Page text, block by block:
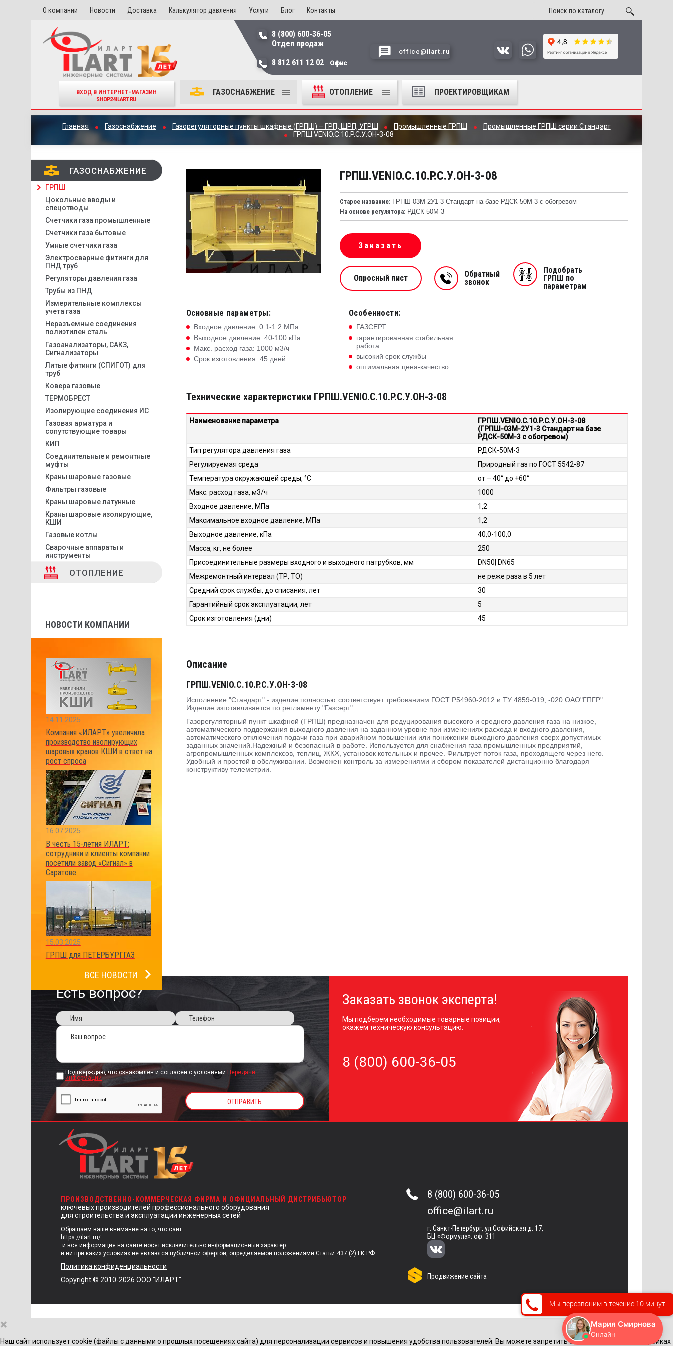
О компании Новости Доставка Калькулятор давления Услуги Блог Контакты
ВХОД В ИНТЕРНЕТ-МАГАЗИН
SHOP24ILART.RU
8 (800) 600-36-05
Отдел продаж
8 812 611 12 02
Офис
office@ilart.ru
ГАЗОСНАБЖЕНИЕ ОТОПЛЕНИЕ ПРОЕКТИРОВЩИКАМ
Главная Газоснабжение Газорегуляторные пункты шкафные (ГРПШ) – ГРП, ШРП, УГРШ Промышленные ГРПШ
Промышленные ГРПШ серии Стандарт
ГРПШ.VENIO.C.10.P.C.У.ОН-3-08
ГАЗОСНАБЖЕНИЕ
ГРПШ
Цокольные вводы и
спецотводы
Счетчики газа промышленные
Счетчики газа бытовые
Умные счетчики газа
Электросварные фитинги для
ПНД труб
Регуляторы давления газа
Трубы из ПНД
Измерительные комплексы
учета газа
Неразъемные соединения
полиэтилен сталь
Газоанализаторы, САКЗ,
Сигнализаторы
Литые фитинги (СПИГОТ) для
труб
Ковера газовые
ТЕРМОБРЕСТ
Изолирующие соединения ИС
Газовая арматура и
сопутствующие товары
КИП
Соединительные и ремонтные
муфты
Краны шаровые газовые
Фильтры газовые
Краны шаровые латунные
Краны шаровые изолирующие,
КШИ
Газовые котлы
Сварочные аппараты и
инструменты
ОТОПЛЕНИЕ
НОВОСТИ КОМПАНИИ
14.11.2025
Компания «ИЛАРТ» увеличила
производство изолирующих
шаровых кранов КШИ в ответ на
рост спроса
16.07.2025
В честь 15-летия ИЛАРТ:
сотрудники и клиенты компании
посетили завод «Сигнал» в
Саратове
15.03.2025
ГРПШ для ПЕТЕРБУРГГАЗ
ВСЕ НОВОСТИ
ГРПШ.VENIO.C.10.P.C.У.ОН-3-08
Старое название:ГРПШ-03М-2У1-3 Стандарт на базе РДСК-50М-3 с обогревом
На основе регулятора:РДСК-50М-3
Заказать
Опросный лист
Обратный
звонок
Подобрать
ГРПШ по
параметрам
Основные параметры:
Входное давление: 0.1-1.2 МПа
Выходное давление: 40-100 кПа
Макс. расход газа: 1000 м3/ч
Срок изготовления: 45 дней
Особенности:
ГАЗСЕРТ
гарантированная стабильная
работа
высокий срок службы
оптимальная цена-качество.
Технические характеристики ГРПШ.VENIO.C.10.P.C.У.ОН-3-08
Наименование параметра
ГРПШ.VENIO.C.10.P.C.У.ОН-3-08
(ГРПШ-03М-2У1-3 Стандарт на базе
РДСК-50М-3 с обогревом)
Тип регулятора давления газа
РДСК-50М-3
Регулируемая среда
Природный газ по ГОСТ 5542-87
Температура окружающей среды, °C
от – 40° до +60°
Макс. расход газа, м3/ч
1000
Входное давление, МПа
1,2
Максимальное входное давление, МПа
1,2
Выходное давление, кПа
40,0-100,0
Масса, кг, не более
250
Присоединительные размеры входного и выходного патрубков, мм
DN50| DN65
Межремонтный интервал (ТР, ТО)
не реже раза в 5 лет
Средний срок службы, до списания, лет
30
Гарантийный срок эксплуатации, лет
5
Срок изготовления (дни)
45
Описание
ГРПШ.VENIO.C.10.P.C.У.ОН-3-08
Исполнение "Стандарт" - изделие полностью соответствует требованиям ГОСТ Р54960-2012 и ТУ 4859-019, -020 ОАО"ГПГР".
Изделие изготавливается по регламенту "Газсерт".
Газорегуляторный пункт шкафной (ГРПШ) предназначен для редуцирования высокого и среднего давления газа на низкое,
автоматического поддержания выходного давления на заданном уровне при изменениях расхода и входного давления,
автоматического отключения подачи газа при аварийном повышении или понижении выходного давления сверх допустимых
заданных значений.Надежный и безопасный в работе. Используется для снабжения газа промышленных предприятий,
агропромышленных комплексов, теплиц, ЖКХ, установок котельных и прочее. Фильтрует поток газа, проходящего через него.
Удобный и простой в обслуживании. Возможен контроль за измерениями и сбором показателей дистанционно благодаря
конструктиву телеметрии.
Есть вопрос?
Подтверждаю, что ознакомлен и согласен с условиями Передачи
информации
Заказать звонок эксперта!
Мы подберем необходимые товарные позиции,
окажем техническую консультацию.
8 (800) 600-36-05
ПРОИЗВОДСТВЕННО-КОММЕРЧЕСКАЯ ФИРМА И ОФИЦИАЛЬНЫЙ ДИСТРИБЬЮТОР
ключевых производителей профессионального оборудования
для строительства и эксплуатации инженерных сетей
Обращаем ваше внимание на то, что сайт
https://ilart.ru/
и вся информация на сайте носят исключительно информационный характер
и ни при каких условиях не являются публичной офертой, определяемой положениями Статьи 437 (2) ГК РФ.
Политика конфиденциальности
Copyright © 2010-2026 ООО "ИЛАРТ"
8 (800) 600-36-05
office@ilart.ru
г. Санкт-Петербург, ул.Софийская д. 17,
БЦ «Формула». оф. 311
Продвижение сайта
×
Наш сайт использует cookie (файлы с данными о прошлых посещениях сайта) для персонализации сервисов и повышения удобства пользователей. Вы можете запретить обработку cookie в настройках
Мы перезвоним в течение 10 минут